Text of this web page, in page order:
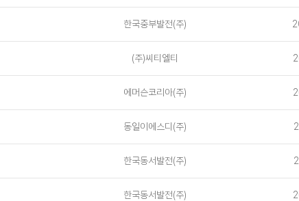
한국중부발전(주)
(주)씨티엘티
에머슨코리아(주)
동일이에스디(주)
한국동서발전(주)
한국동서발전(주)